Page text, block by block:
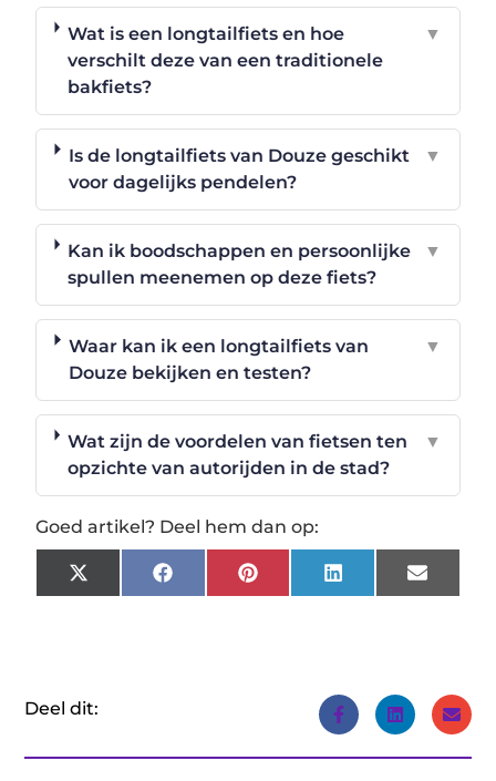
Wat is een longtailfiets en hoe
verschilt deze van een traditionele
bakfiets?
▼
Is de longtailfiets van Douze geschikt
voor dagelijks pendelen?
▼
Kan ik boodschappen en persoonlijke
spullen meenemen op deze fiets?
▼
Waar kan ik een longtailfiets van
Douze bekijken en testen?
▼
Wat zijn de voordelen van fietsen ten
opzichte van autorijden in de stad?
▼
Goed artikel? Deel hem dan op:
X
(Twitter)
FacebookPinterestLinkedInEmail
Deel dit: